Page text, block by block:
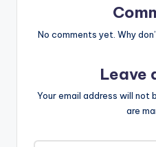
No comments yet. Why
Leave
Your email address will not
are